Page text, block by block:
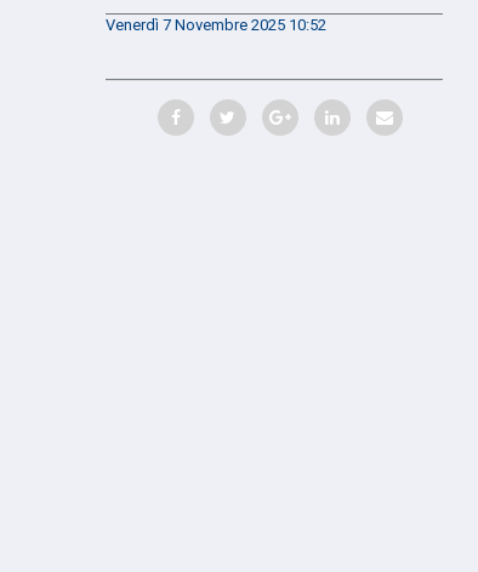
Venerdì 7 Novembre 2025 10:52